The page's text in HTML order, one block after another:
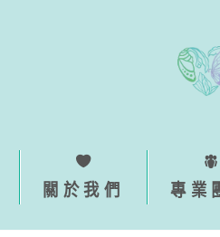
關於我們 專業